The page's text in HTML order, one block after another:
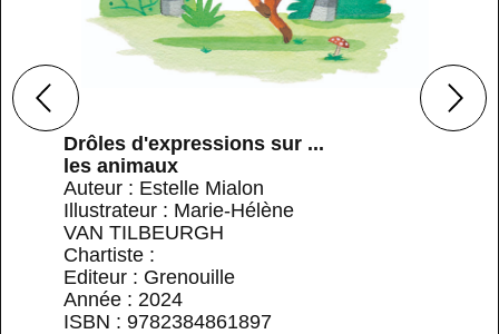
Drôles d'expressions sur ...
les animaux
Auteur : Estelle Mialon
Illustrateur : Marie-Hélène
VAN TILBEURGH
Chartiste :
Editeur : Grenouille
Année : 2024
ISBN : 9782384861897